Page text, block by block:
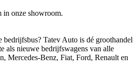
in onze showroom.
bedrijfsbus? Tatev Auto is dé groothandel
als nieuwe bedrijfswagens van alle
Mercedes-Benz, Fiat, Ford, Renault en